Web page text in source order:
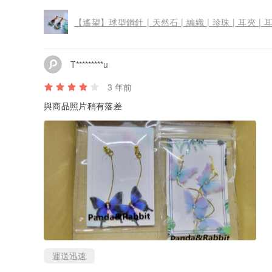
【遙望】球型鋼針 | 天然石 | 編織 | 珍珠 | 耳夾 |
T*********u
3 年前
與商品照片稍有落差
運送迅速